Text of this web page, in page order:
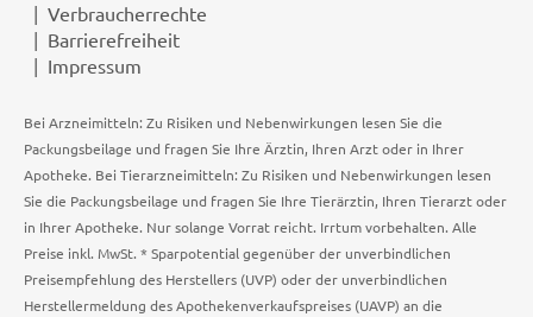
Verbraucherrechte
Barrierefreiheit
Impressum
Bei Arzneimitteln: Zu Risiken und Nebenwirkungen lesen Sie die
Packungsbeilage und fragen Sie Ihre Ärztin, Ihren Arzt oder in Ihrer
Apotheke. Bei Tierarzneimitteln: Zu Risiken und Nebenwirkungen lesen
Sie die Packungsbeilage und fragen Sie Ihre Tierärztin, Ihren Tierarzt oder
in Ihrer Apotheke. Nur solange Vorrat reicht. Irrtum vorbehalten. Alle
Preise inkl. MwSt. * Sparpotential gegenüber der unverbindlichen
Preisempfehlung des Herstellers (UVP) oder der unverbindlichen
Herstellermeldung des Apothekenverkaufspreises (UAVP) an die